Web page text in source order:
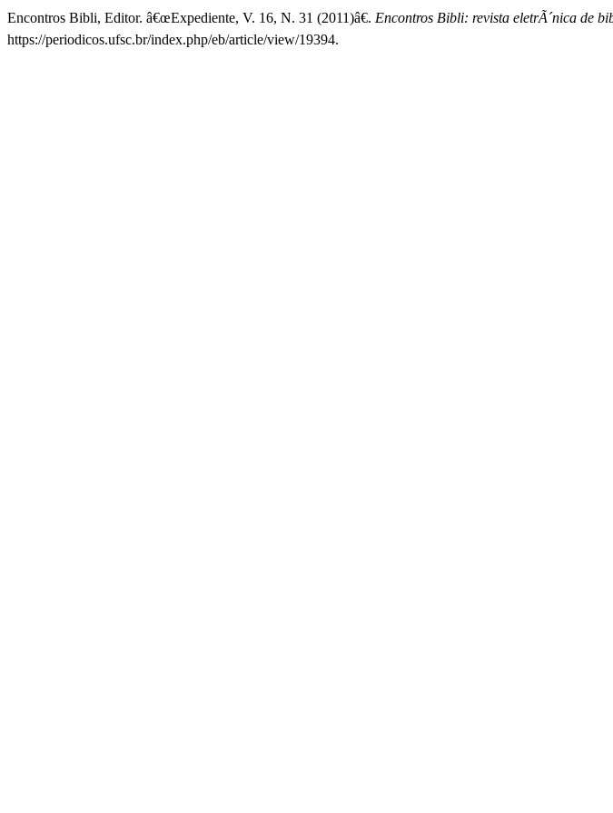
Encontros Bibli, Editor. â€œExpediente, V. 16, N. 31 (2011)â€. Encontros Bibli: revista eletrÃ´nica de
https://periodicos.ufsc.br/index.php/eb/article/view/19394.